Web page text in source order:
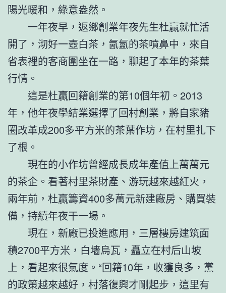
陽光暖和，綠意盎然。
一年夜早，返鄉創業年夜先生杜贏就忙活
開了，沏好一壺白茶，氤氳的茶噴鼻中，來自
省表裡的客商圍坐在一路，聊起了本年的茶葉
行情。
這是杜贏回籍創業的第10個年初。2013
年，他年夜學結業選擇了回村創業，將自家豬
圈改革成200多平方米的茶葉作坊，在村里扎下
了根。
現在的小作坊曾經成長成年產值上萬萬元
的茶企。看著村里茶財產、游玩越來越紅火，
兩年前，杜贏籌資400多萬元新建廠房、購買裝
備，持續年夜干一場。
現在，新廠已投進應用，三層樓房建筑面
積2700平方米，白墻烏瓦，矗立在村后山坡
上，看起來很氣度。“回籍10年，收獲良多，黨
的政策越來越好，村落復興才剛起步，這里有